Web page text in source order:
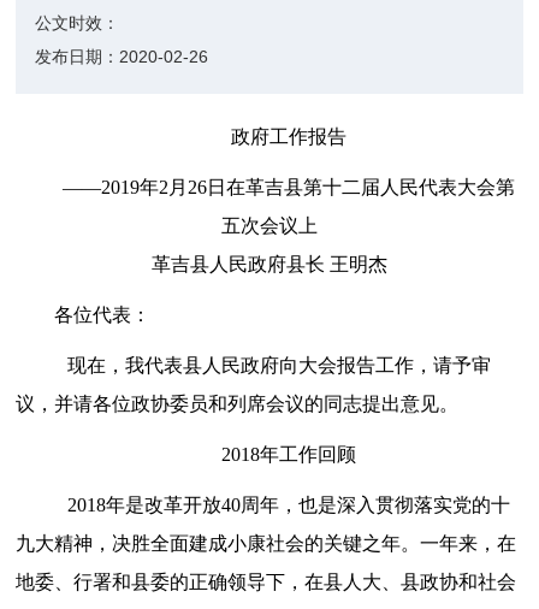
公文时效：
发布日期： 2020-02-26
政府工作报告
——2019年2月26日在革吉县第十二届人民代表大会第
五次会议上
革吉县人民政府县长 王明杰
各位代表：
现在，我代表县人民政府向大会报告工作，请予审
议，并请各位政协委员和列席会议的同志提出意见。
2018年工作回顾
2018年是改革开放40周年，也是深入贯彻落实党的十
九大精神，决胜全面建成小康社会的关键之年。一年来，在
地委、行署和县委的正确领导下，在县人大、县政协和社会